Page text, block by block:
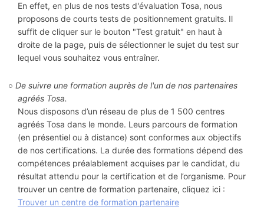
En effet, en plus de nos tests d'évaluation Tosa, nous
proposons de courts tests de positionnement gratuits. Il
suffit de cliquer sur le bouton "Test gratuit" en haut à
droite de la page, puis de sélectionner le sujet du test sur
lequel vous souhaitez vous entraîner.
De suivre une formation auprès de l'un de nos partenaires
agréés Tosa.
Nous disposons d’un réseau de plus de 1 500 centres
agréés Tosa dans le monde. Leurs parcours de formation
(en présentiel ou à distance) sont conformes aux objectifs
de nos certifications. La durée des formations dépend des
compétences préalablement acquises par le candidat, du
résultat attendu pour la certification et de l’organisme. Pour
trouver un centre de formation partenaire, cliquez ici :
Trouver un centre de formation partenaire